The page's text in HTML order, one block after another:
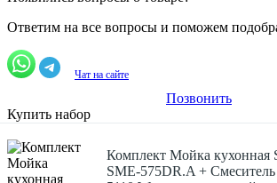
Ответим на все вопросы и поможем
Чат на сайте
Позвонить
Купить набор
Комплект Мойка кухонная
SME-575DR.A + Смеситель